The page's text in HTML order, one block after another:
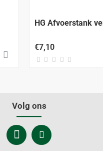
HG Afvoerstank
€7,10
Volg ons